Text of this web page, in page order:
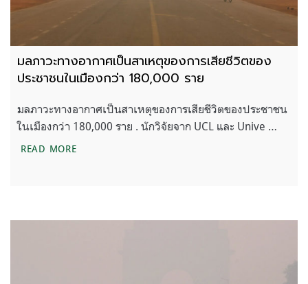
มลภาวะทางอากาศเป็นสาเหตุของการเสียชีวิตของ
ประชาชนในเมืองกว่า 180,000 ราย
มลภาวะทางอากาศเป็นสาเหตุของการเสียชีวิตของประชาชน
ในเมืองกว่า 180,000 ราย . นักวิจัยจาก UCL และ Unive …
READ MOREมลภาวะทางอากาศเป็นสาเหตุของการเสียชีวิตของป